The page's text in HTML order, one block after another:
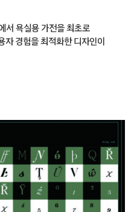
서 욕실용 가전을 최초로
자 경험을 최적화한 디자인이